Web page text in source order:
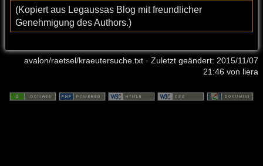
(Kopiert aus Legaussas Blog mit freundlicher
Genehmigung des Authors.)
avalon/raetsel/kraeutersuche.txt · Zuletzt geändert: 2015/11/07
21:46 von liera